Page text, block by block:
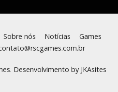
Sobre nós Notícias
Games
Desenvolvimento by JKAsites